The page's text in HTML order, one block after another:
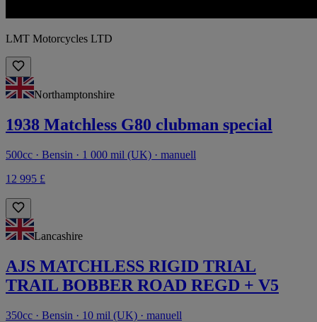
LMT Motorcycles LTD
Northamptonshire
1938 Matchless G80 clubman special
500cc · Bensin · 1 000 mil (UK) · manuell
12 995 £
Lancashire
AJS MATCHLESS RIGID TRIAL
TRAIL BOBBER ROAD REGD + V5
350cc · Bensin · 10 mil (UK) · manuell